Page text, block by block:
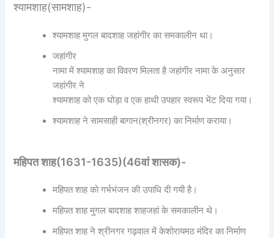
श्यामशाह(सामशाह)-
श्यामशाह मुगल बादशाह जहांगीर का समकालीन था।
जहांगीर
नामा में श्यामशाह का विवरण मिलता है जहांगीर नामा के अनुसार
जहांगीर ने
श्यामशाह को एक घोड़ा व एक हाथी उपहार स्वरूप भेंट दिया गया।
श्यामशाह ने सामसाही बागान(श्रीनगर) का निर्माण कराया।
महिपत शाह(1631-1635)(46वां शासक)-
महिपत शाह को गर्भभंजन की उपाधि दी गयी है।
महिपत शाह मुगल बादशाह शाहजहां के समकालीन थे।
महिपत शाह ने श्रीनगर गढ़वाल में केशोरायमठ मंदिर का निर्माण